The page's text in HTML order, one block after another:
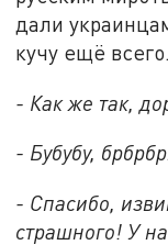
дали
кучу ещё всего.
- Как же так,
- Бубубу,
- Спасибо,
страшного! У